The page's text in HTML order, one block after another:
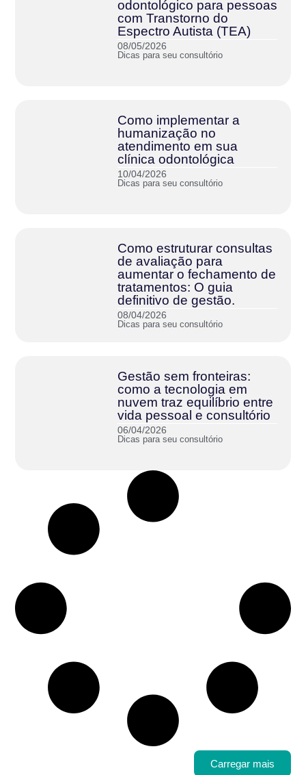
odontológico para pessoas
com Transtorno do
Espectro Autista (TEA)
08/05/2026
Dicas para seu consultório
Como implementar a
humanização no
atendimento em sua
clínica odontológica
10/04/2026
Dicas para seu consultório
Como estruturar consultas
de avaliação para
aumentar o fechamento de
tratamentos: O guia
definitivo de gestão.
08/04/2026
Dicas para seu consultório
Gestão sem fronteiras:
como a tecnologia em
nuvem traz equilíbrio entre
vida pessoal e consultório
06/04/2026
Dicas para seu consultório
Carregar mais